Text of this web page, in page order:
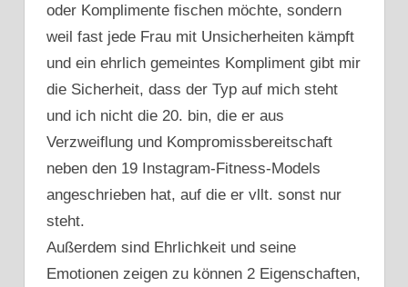
ONLINE
DATING
DATING
TIPPS
DEUTSCH
ONLINE
TIPPS
ERSTE
NACHRICHT
ONLINE
oder Komplimente fischen möchte, sondern
weil fast jede Frau mit Unsicherheiten kämpft
und ein ehrlich gemeintes Kompliment gibt mir
die Sicherheit, dass der Typ auf mich steht
und ich nicht die 20. bin, die er aus
Verzweiflung und Kompromissbereitschaft
neben den 19 Instagram-Fitness-Models
angeschrieben hat, auf die er vllt. sonst nur
steht.
Außerdem sind Ehrlichkeit und seine
Emotionen zeigen zu können 2 Eigenschaften,